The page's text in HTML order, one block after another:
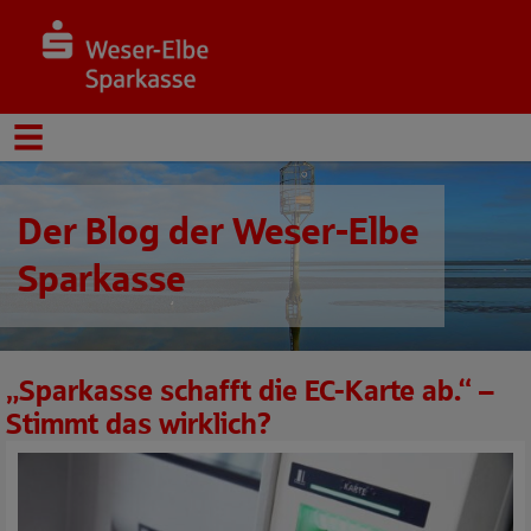
Der Blog der Weser-Elbe
Sparkasse
„Sparkasse schafft die EC-Karte ab.“ –
Stimmt das wirklich?